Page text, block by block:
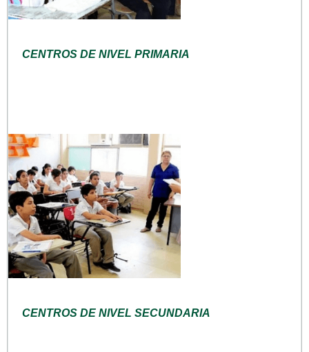
CENTROS DE NIVEL PRIMARIA
CENTROS DE NIVEL SECUNDARIA